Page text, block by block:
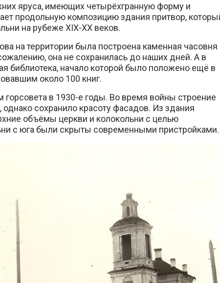
яруса, имеющих четырёхгранную форму и
продольную композицию здания притвор,
на рубеже XIX-XX веков.
на территории была построена каменная часовня
она не сохранилась до наших дней. А в
библиотека, начало которой было положено ещё в
около 100 книг.
в 1930-е годы. Во время войны строение
сохранило красоту фасадов. Из здания
объёмы церкви и колокольни с целью
с юга были скрыты современными пристройками.